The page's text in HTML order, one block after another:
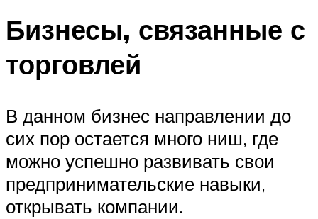
Бизнесы, связанные с
торговлей
В данном бизнес направлении до
сих пор остается много ниш, где
можно успешно развивать свои
предпринимательские навыки,
открывать компании.